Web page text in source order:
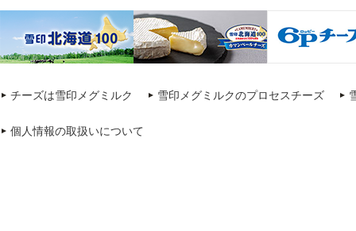
チーズは雪印メグミルク 雪印メグミルクのプロセスチーズ
個人情報の取扱いについて